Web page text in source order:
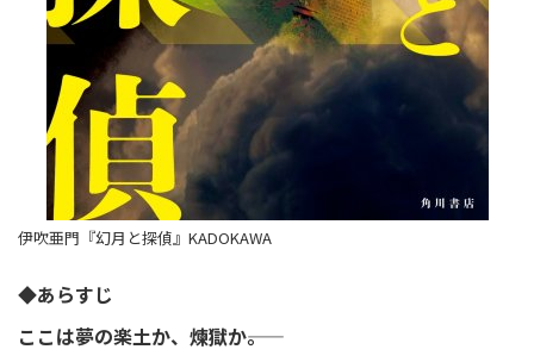
伊吹亜門『幻月と探偵』KADOKAWA
◆あらすじ
ここは夢の楽土か、煉獄か――。